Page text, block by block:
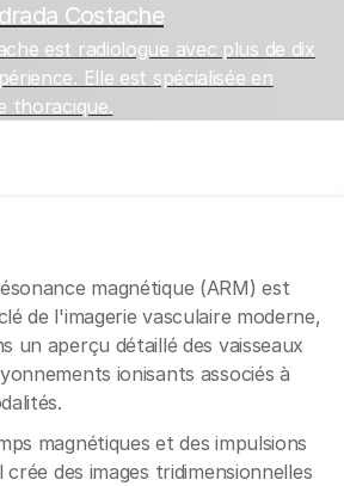
Costache
est radiologue avec plus de dix
Elle est spécialisée en
thoracique.
magnétique (ARM) est
de l'imagerie vasculaire moderne,
un aperçu détaillé des vaisseaux
ionisants associés à
magnétiques et des impulsions
des images tridimensionnelles